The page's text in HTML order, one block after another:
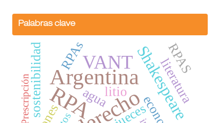
Palabras clave
RPA
Argentina
VANTShakespeare
literatura
jueces
sostenibilidad RPAs RPAS
agualitio
Prescripción